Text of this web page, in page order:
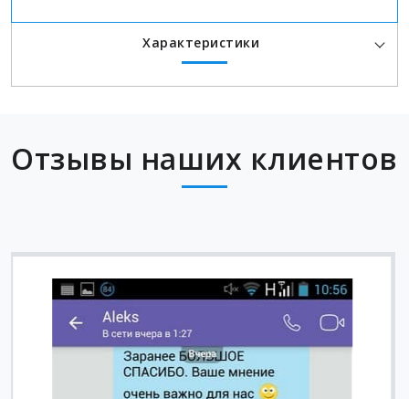
Характеристики
Отзывы наших клиентов